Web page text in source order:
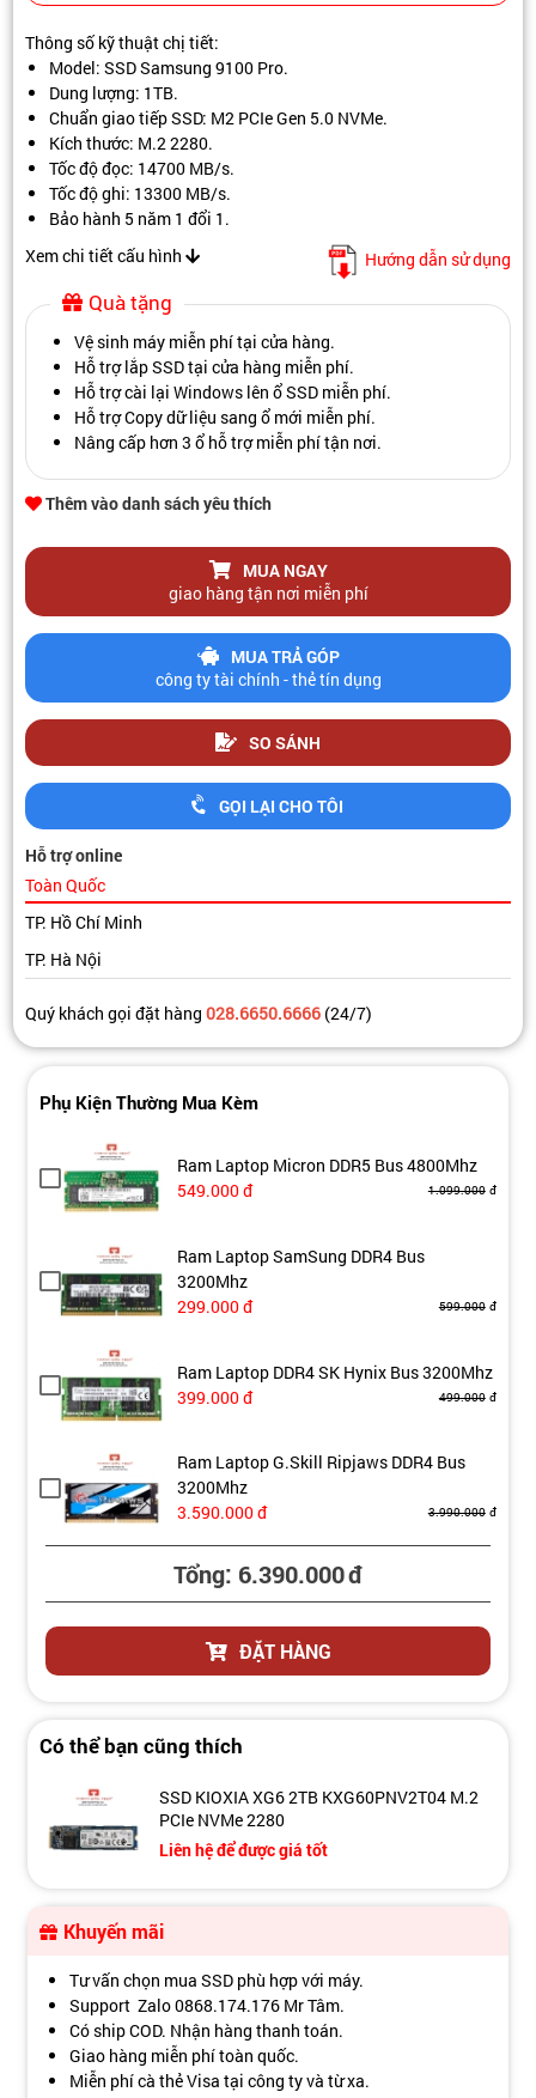
Thông số kỹ thuật chị tiết:
Model: SSD Samsung 9100 Pro.
Dung lượng: 1TB.
Chuẩn giao tiếp SSD: M2 PCIe Gen 5.0 NVMe.
Kích thước: M.2 2280.
Tốc độ đọc: 14700 MB/s.
Tốc độ ghi: 13300 MB/s.
Bảo hành 5 năm 1 đổi 1.
Xem chi tiết cấu hình
Hướng dẫn sử dụng
Quà tặng
Vệ sinh máy miễn phí tại cửa hàng.
Hỗ trợ lắp SSD tại cửa hàng miễn phí.
Hỗ trợ cài lại Windows lên ổ SSD miễn phí.
Hỗ trợ Copy dữ liệu sang ổ mới miễn phí.
Nâng cấp hơn 3 ổ hỗ trợ miễn phí tận nơi.
Thêm vào danh sách yêu thích
MUA NGAY
giao hàng tận nơi miễn phí
MUA TRẢ GÓP
công ty tài chính - thẻ tín dụng
SO SÁNH
GỌI LẠI CHO TÔI
Hỗ trợ online
Toàn Quốc
TP. Hồ Chí Minh
TP. Hà Nội
Quý khách gọi đặt hàng028.6650.6666 (24/7)
Phụ Kiện Thường Mua Kèm
Ram Laptop Micron DDR5 Bus 4800Mhz
549.000đ 1.099.000 đ
Ram Laptop SamSung DDR4 Bus
3200Mhz
299.000đ 599.000 đ
Ram Laptop DDR4 SK Hynix Bus 3200Mhz
399.000đ 499.000 đ
Ram Laptop G.Skill Ripjaws DDR4 Bus
3200Mhz
3.590.000đ 3.990.000 đ
Tổng: 6.390.000đ
ĐẶT HÀNG
Có thể bạn cũng thích
SSD KIOXIA XG6 2TB KXG60PNV2T04 M.2
PCIe NVMe 2280
Liên hệ để được giá tốt
Khuyến mãi
Tư vấn chọn mua SSD phù hợp với máy.
Support Zalo 0868.174.176 Mr Tâm.
Có ship COD. Nhận hàng thanh toán.
Giao hàng miễn phí toàn quốc.
Miễn phí cà thẻ Visa tại công ty và từ xa.